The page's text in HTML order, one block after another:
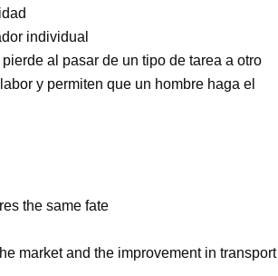
individual
al pasar de un tipo de tarea a otro
y permiten que un hombre haga el
the same fate
market and the improvement in transport